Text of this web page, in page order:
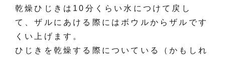
乾燥ひじきは10分くらい水につけて戻し
て、ザルにあける際にはボウルからザルです
くい上げます。
ひじきを乾燥する際についている（かもしれ